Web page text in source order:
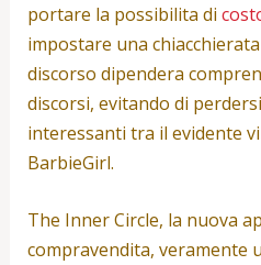
portare la possibilita di
impostare una chiacchierata
discorso dipendera
discorsi, evitando di
interessanti tra il evidente
BarbieGirl.
The Inner Circle, la nuova
compravendita, veramente